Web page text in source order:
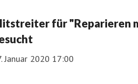
für "Reparieren
Januar 2020 17:00